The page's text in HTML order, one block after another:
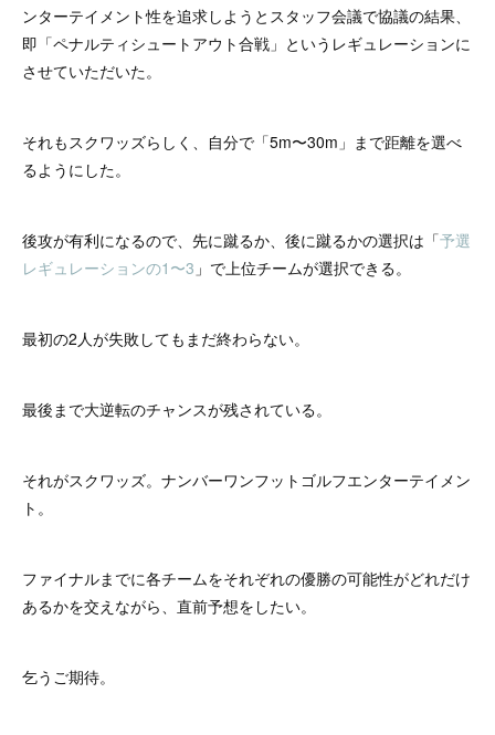
ンターテイメント性を追求しようとスタッフ会議で協議の結果、
即「ペナルティシュートアウト合戦」というレギュレーションに
させていただいた。
それもスクワッズらしく、自分で「5m〜30m」まで距離を選べ
るようにした。
後攻が有利になるので、先に蹴るか、後に蹴るかの選択は「予選
レギュレーションの1〜3 」で上位チームが選択できる。
最初の2人が失敗してもまだ終わらない。
最後まで大逆転のチャンスが残されている。
それがスクワッズ。ナンバーワンフットゴルフエンターテイメン
ト。
ファイナルまでに各チームをそれぞれの優勝の可能性がどれだけ
あるかを交えながら、直前予想をしたい。
乞うご期待。